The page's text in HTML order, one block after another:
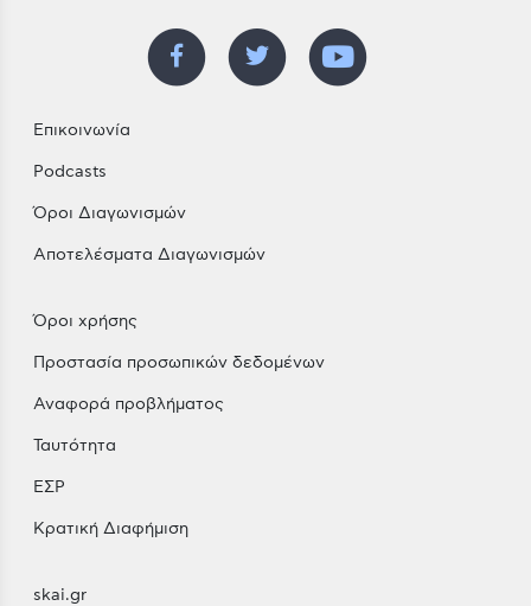
Επικοινωνία
Podcasts
Όροι Διαγωνισμών
Αποτελέσματα Διαγωνισμών
Όροι χρήσης
Προστασία προσωπικών δεδομένων
Αναφορά προβλήματος
Ταυτότητα
ΕΣΡ
Κρατική Διαφήμιση
skai.gr